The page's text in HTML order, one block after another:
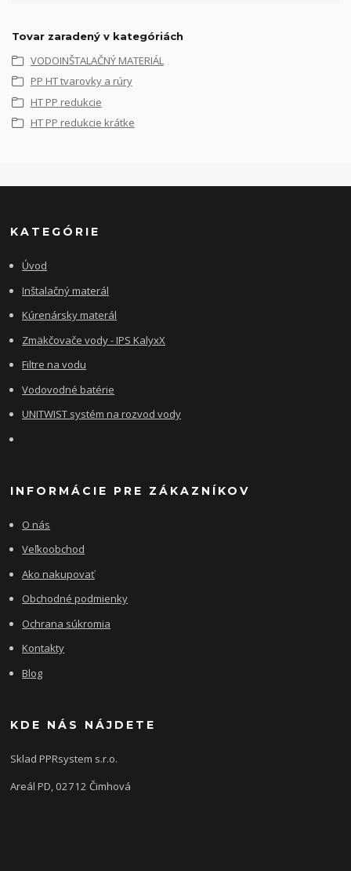
Tovar zaradený v kategóriách
VODOINŠTALAČNÝ MATERIÁL
PP HT tvarovky a rúry
HT PP redukcie
HT PP redukcie krátke
KATEGÓRIE
Úvod
Inštalačný materál
Kúrenársky materál
Zmäkčovače vody - IPS KalyxX
Filtre na vodu
Vodovodné batérie
UNITWIST systém na rozvod vody
INFORMÁCIE PRE ZÁKAZNÍKOV
O nás
Veľkoobchod
Ako nakupovať
Obchodné podmienky
Ochrana súkromia
Kontakty
Blog
KDE NÁS NÁJDETE
Sklad PPRsystem s.r.o.
Areál PD, 02712 Čimhová